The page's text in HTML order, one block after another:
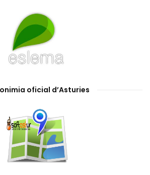
oficial d’Asturies